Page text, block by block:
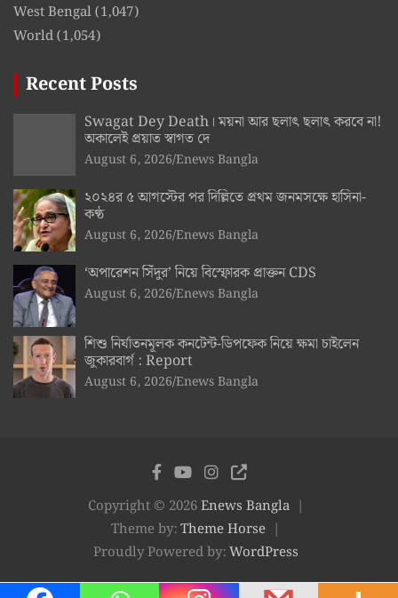
West Bengal(1,047)
World(1,054)
Recent Posts
Swagat Dey Death। ময়না আর ছলাৎ ছলাৎ করবে না!
অকালেই প্রয়াত স্বাগত দে
August 6, 2026 Enews Bangla
২০২৪র ৫ আগস্টের পর দিল্লিতে প্রথম জনমসক্ষে হাসিনা-
কণ্ঠ
August 6, 2026 Enews Bangla
‘অপারেশন সিঁদুর’ নিয়ে বিস্ফোরক প্রাক্তন CDS
August 6, 2026 Enews Bangla
শিশু নির্যাতনমূলক কনটেন্ট-ডিপফেক নিয়ে ক্ষমা চাইলেন
জুকারবার্গ : Report
August 6, 2026 Enews Bangla
Copyright © 2026Enews Bangla
Theme by:Theme Horse
Proudly Powered by:WordPress